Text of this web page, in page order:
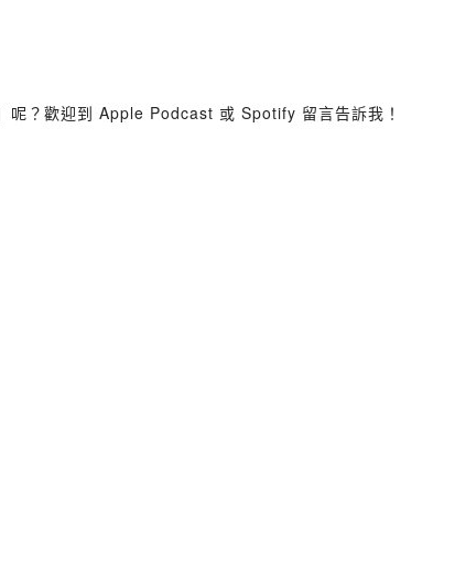
呢？歡迎到 Apple Podcast 或 Spotify 留言告訴我！